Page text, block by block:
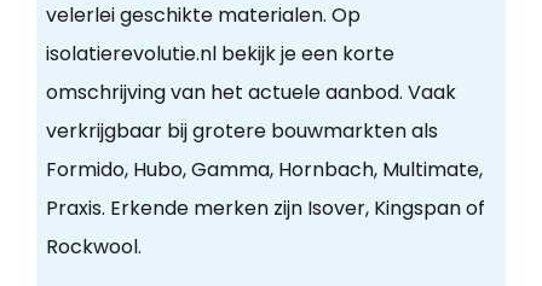
velerlei geschikte materialen. Op
isolatierevolutie.nl bekijk je een korte
omschrijving van het actuele aanbod. Vaak
verkrijgbaar bij grotere bouwmarkten als
Formido, Hubo, Gamma, Hornbach, Multimate,
Praxis. Erkende merken zijn Isover, Kingspan of
Rockwool.